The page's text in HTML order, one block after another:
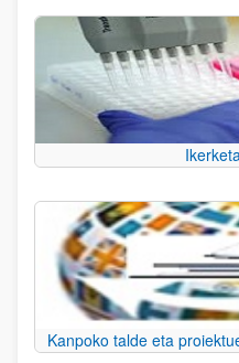
Kanpoko talde eta